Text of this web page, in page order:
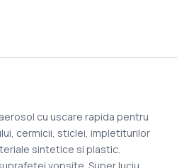
cu uscare rapida pentru
cermicii, sticlei, impletiturilor
sintetice si plastic.